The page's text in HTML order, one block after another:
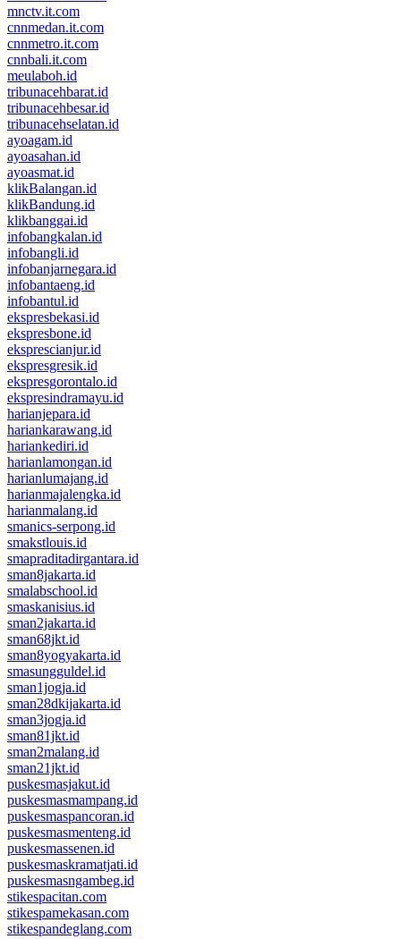
mnctv.it.com
cnnmedan.it.com
cnnmetro.it.com
cnnbali.it.com
meulaboh.id
tribunacehbarat.id
tribunacehbesar.id
tribunacehselatan.id
ayoagam.id
ayoasahan.id
ayoasmat.id
klikBalangan.id
klikBandung.id
klikbanggai.id
infobangkalan.id
infobangli.id
infobanjarnegara.id
infobantaeng.id
infobantul.id
ekspresbekasi.id
ekspresbone.id
eksprescianjur.id
ekspresgresik.id
ekspresgorontalo.id
ekspresindramayu.id
harianjepara.id
hariankarawang.id
hariankediri.id
harianlamongan.id
harianlumajang.id
harianmajalengka.id
harianmalang.id
smanics-serpong.id
smakstlouis.id
smapraditadirgantara.id
sman8jakarta.id
smalabschool.id
smaskanisius.id
sman2jakarta.id
sman68jkt.id
sman8yogyakarta.id
smasungguldel.id
sman1jogja.id
sman28dkijakarta.id
sman3jogja.id
sman81jkt.id
sman2malang.id
sman21jkt.id
puskesmasjakut.id
puskesmasmampang.id
puskesmaspancoran.id
puskesmasmenteng.id
puskesmassenen.id
puskesmaskramatjati.id
puskesmasngambeg.id
stikespacitan.com
stikespamekasan.com
stikespandeglang.com